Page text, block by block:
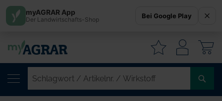
myAGRAR App
Der Landwirtschafts-Shop Bei Google Play